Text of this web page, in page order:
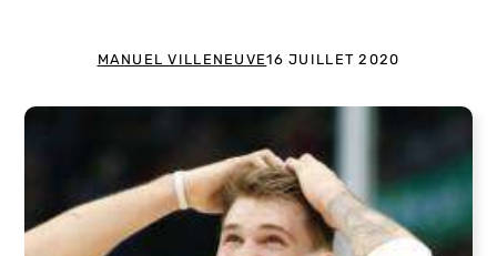
MANUEL VILLENEUVE16 JUILLET 2020